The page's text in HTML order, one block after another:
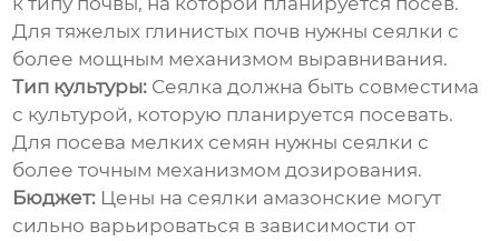
Для тяжелых глинистых почв нужны сеялки с
более мощным механизмом выравнивания.
Тип культуры: Сеялка должна быть совместима
с культурой, которую планируется посевать.
Для посева мелких семян нужны сеялки с
более точным механизмом дозирования.
Бюджет: Цены на сеялки амазонские могут
сильно варьироваться в зависимости от